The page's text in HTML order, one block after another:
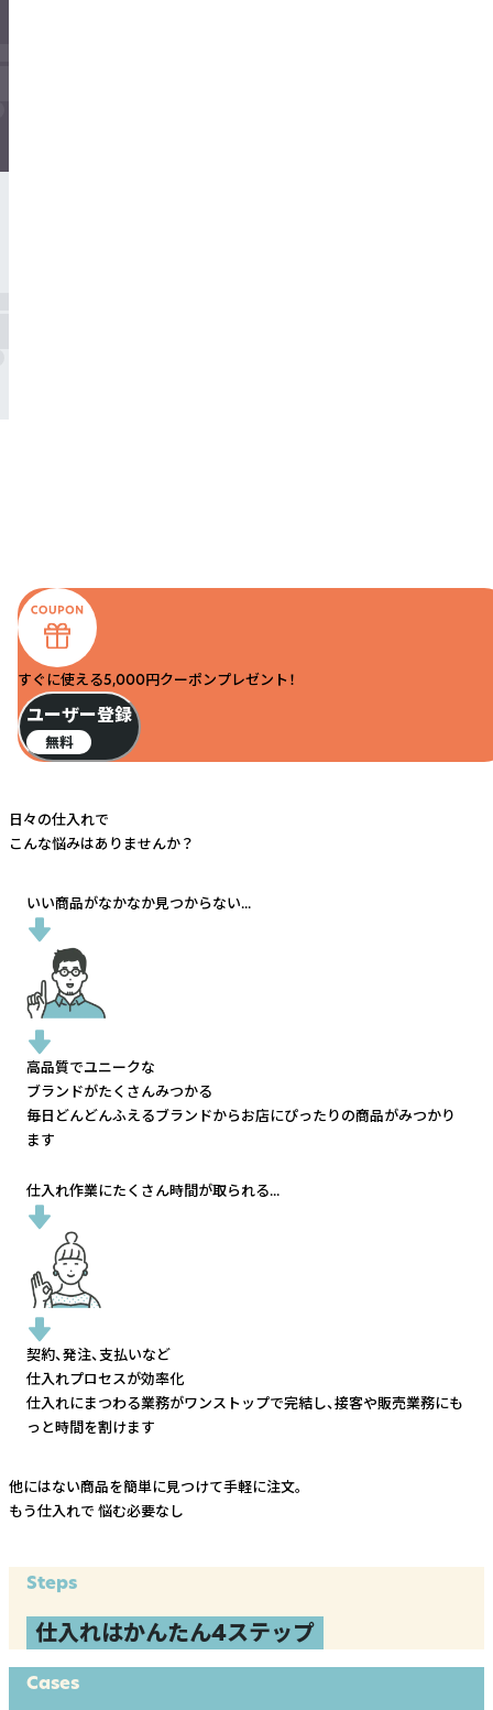
すぐに使える5,000円クーポンプレゼント！
ユーザー登録
無料
日々の仕入れで
こんな悩みはありませんか？
いい商品がなかなか見つからない...
高品質でユニークな
ブランドがたくさんみつかる
毎日どんどんふえるブランドからお店にぴったりの商品がみつかり
ます
仕入れ作業にたくさん時間が取られる...
契約、発注、支払いなど
仕入れプロセスが効率化
仕入れにまつわる業務がワンストップで完結し、接客や販売業務にも
っと時間を割けます
他にはない商品を簡単に見つけて手軽に注文。
もう仕入れで 悩む必要なし
Steps
仕入れはかんたん4ステップ
Cases